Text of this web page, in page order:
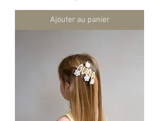
Ajouter au panier